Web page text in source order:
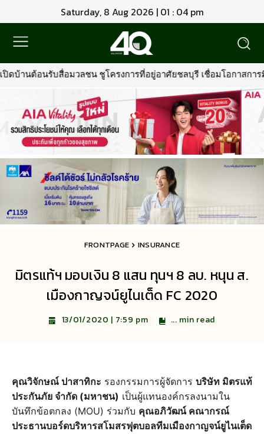
Saturday, 8 Aug 2026 | 01 : 04 pm
โครงการที่อยู่อาศัยชลบุรี เชื่อมโอกาสการมีบ้านคุณภาพ รองรับการ
FRONTPAGE INSURANCE
มิตรแท้ฯ มอบเงิน 8 แสน ทุนฯ 8 ลบ. หนุน ส.
เมืองกาญจน์ยูไนเต็ด FC 2020
13/01/2020 | 7:59 pm ... min read
คุณวิจักษณ์ ปาสาทิกะ รองกรรมการผู้จัดการ บริษัท มิตรแท้
ประกันภัย จำกัด (มหาชน) เป็นผู้แทนองค์กรลงนามใน
บันทึกข้อตกลง (MOU) ร่วมกับ คุณอภิวัฒน์ คณากรณ์
ประธานบอร์ดบริหารสโมสรฟุตบอลทีมเมืองกาญจน์ยูไนเต็ด